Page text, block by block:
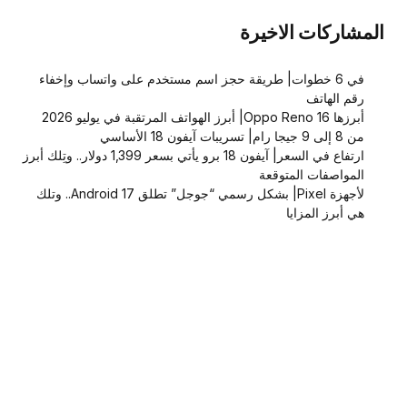
المشاركات الاخيرة
في 6 خطوات| طريقة حجز اسم مستخدم على واتساب وإخفاء
رقم الهاتف
أبرزها Oppo Reno 16| أبرز الهواتف المرتقبة في يوليو 2026
من 8 إلى 9 جيجا رام| تسريبات آيفون 18 الأساسي
ارتفاع في السعر| آيفون 18 برو يأتي بسعر 1,399 دولار.. وتِلك أبرز
المواصفات المتوقعة
لأجهزة Pixel| بشكل رسمي “جوجل” تطلق Android 17.. وتلك
هي أبرز المزايا